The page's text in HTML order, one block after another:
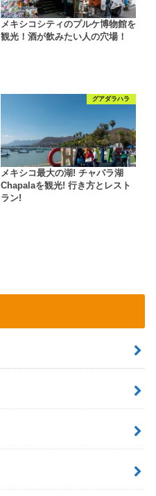
メキシコシティのプルケ博物館を
観光！酒が飲みたい人の穴場！
グアダラハラ
メキシコ最大の湖! チャパラ湖
Chapalaを観光! 行き方とレスト
ラン!